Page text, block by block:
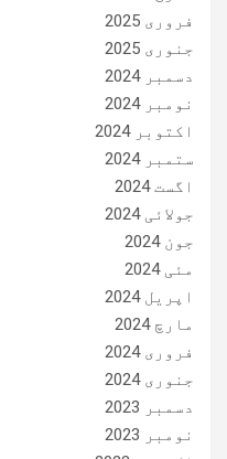
فروری 2025
جنوری 2025
دسمبر 2024
نومبر 2024
اکتوبر 2024
ستمبر 2024
اگست 2024
جولائی 2024
جون 2024
مئی 2024
اپریل 2024
مارچ 2024
فروری 2024
جنوری 2024
دسمبر 2023
نومبر 2023